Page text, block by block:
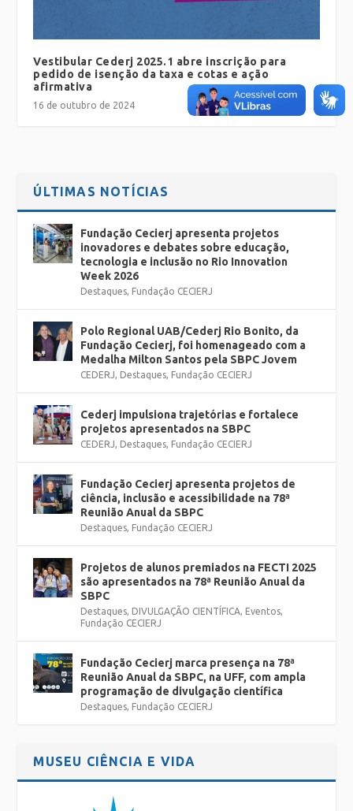
Vestibular Cederj 2025.1 abre inscrição para
pedido de isenção da taxa e cotas e ação
afirmativa
16 de outubro de 2024
ÚLTIMAS NOTÍCIAS
Fundação Cecierj apresenta projetos
inovadores e debates sobre educação,
tecnologia e inclusão no Rio Innovation
Week 2026
Destaques, Fundação CECIERJ
Polo Regional UAB/Cederj Rio Bonito, da
Fundação Cecierj, foi homenageado com a
Medalha Milton Santos pela SBPC Jovem
CEDERJ, Destaques, Fundação CECIERJ
Cederj impulsiona trajetórias e fortalece
projetos apresentados na SBPC
CEDERJ, Destaques, Fundação CECIERJ
Fundação Cecierj apresenta projetos de
ciência, inclusão e acessibilidade na 78ª
Reunião Anual da SBPC
Destaques, Fundação CECIERJ
Projetos de alunos premiados na FECTI 2025
são apresentados na 78ª Reunião Anual da
SBPC
Destaques, DIVULGAÇÃO CIENTÍFICA, Eventos,
Fundação CECIERJ
Fundação Cecierj marca presença na 78ª
Reunião Anual da SBPC, na UFF, com ampla
programação de divulgação científica
Destaques, Fundação CECIERJ
MUSEU CIÊNCIA E VIDA